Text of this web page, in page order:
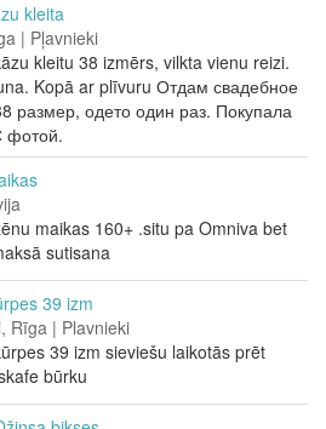
kleita
| Pļavnieki
kleitu 38 izmērs, vilkta vienu reizi.
Kopā ar plīvuru Отдам свадебное
размер, одето один раз. Покупала
фотой.
maikas 160+ .situ pa Omniva bet
sutisana
39 izm
Rīga | Plavnieki
39 izm sieviešu laikotās prēt
būrku